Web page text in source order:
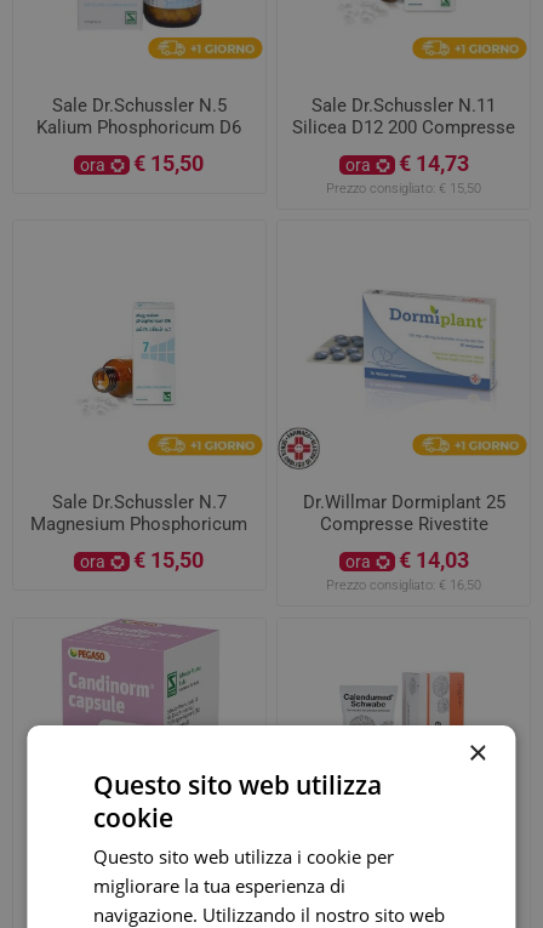
Sale Dr.Schussler N.5
Kalium Phosphoricum D6
ora € 15,50
Sale Dr.Schussler N.11
Silicea D12 200 Compresse
ora € 14,73
Prezzo consigliato: € 15,50
Sale Dr.Schussler N.7
Magnesium Phosphoricum
ora € 15,50
Dr.Willmar Dormiplant 25
Compresse Rivestite
ora € 14,03
Prezzo consigliato: € 16,50
Schwabe Candinorm 30
Compresse
Calendumed Schwabe
Pomata 50gr
×
Questo sito web utilizza
cookie
Questo sito web utilizza i cookie per
migliorare la tua esperienza di
navigazione. Utilizzando il nostro sito web